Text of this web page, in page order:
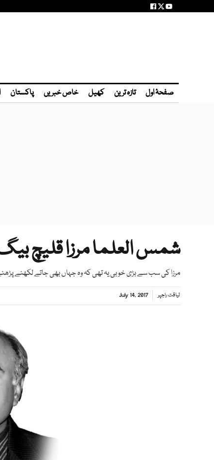
صفحۂ اول تازہ ترین کھیل خاص خبریں پاکستان
شمس العلما مرزا قلیچ
مرزا کی سب سے بڑی خوبی یہ تھی کہ وہ جہاں بھی جاتے لکھنے
لیاقت راجپر July 14, 2017